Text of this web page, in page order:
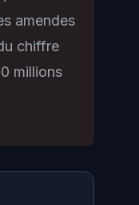
amendes
chiffre
millions